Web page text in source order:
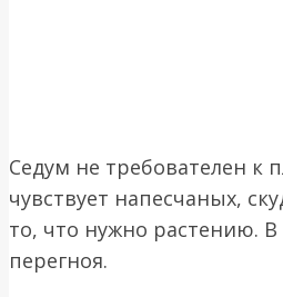
Седум не требователен
чувствует напесчаных,
то, что нужно растению.
перегноя.